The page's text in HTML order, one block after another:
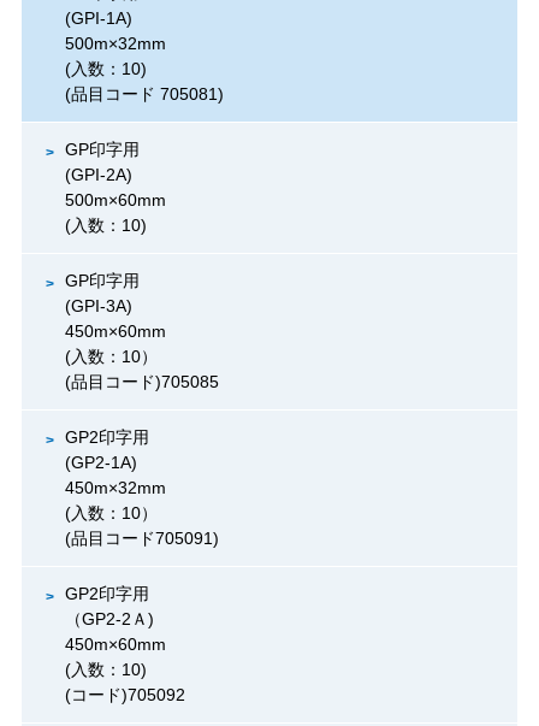
(GPI-1A)
500m×32mm
(入数：10)
(品目コード 705081)
GP印字用
(GPI-2A)
500m×60mm
(入数：10)
GP印字用
(GPI-3A)
450m×60mm
(入数：10）
(品目コード)705085
GP2印字用
(GP2-1A)
450m×32mm
(入数：10）
(品目コード705091)
GP2印字用
（GP2-2Ａ)
450m×60mm
(入数：10)
(コード)705092